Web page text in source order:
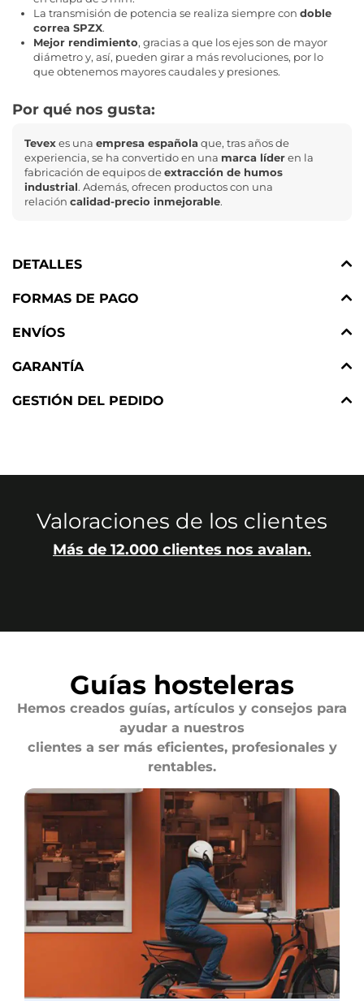
La transmisión de potencia se realiza siempre con doble
correa SPZX.
Mejor rendimiento, gracias a que los ejes son de mayor
diámetro y, así, pueden girar a más revoluciones, por lo
que obtenemos mayores caudales y presiones.
Por qué nos gusta:
Tevexes una empresa española que, tras años de
experiencia, se ha convertido en una marca líderen la
fabricación de equipos deextracción de humos
industrial. Además, ofrecen productos con una
relación calidad-precio inmejorable.
DETALLES
FORMAS DE PAGO
ENVÍOS
GARANTÍA
GESTIÓN DEL PEDIDO
Valoraciones de los clientes
Más de 12.000 clientes nos avalan.
Guías hosteleras
Hemos creados guías, artículos y consejos para
ayudar a nuestros
clientes a ser más eficientes, profesionales y
rentables.